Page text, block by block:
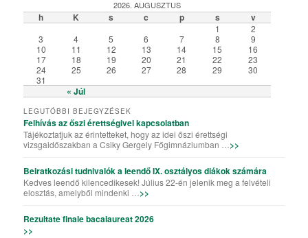
2026. AUGUSZTUS
h K s c p s v
« Júl
1
2
3
4 5 6 7 8
9
10
11 12 13 14 15
16
17
18 19 20 21 22
23
24
25 26 27 28 29
30
31
LEGUTÓBBI BEJEGYZÉSEK
Felhívás az őszi érettségivel kapcsolatban
Tájékoztatjuk az érintetteket, hogy az idei őszi érettségi
vizsgaidőszakban a Csiky Gergely Főgimnáziumban … >>
Beiratkozási tudnivalók a leendő IX. osztályos diákok számára
Kedves leendő kilencedikesek! Július 22-én jelenik meg a felvételi
elosztás, amelyből mindenki … >>
Rezultate finale bacalaureat 2026
>>